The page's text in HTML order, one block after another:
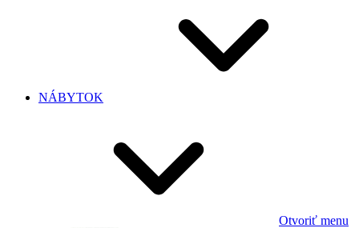
NÁBYTOK
Otvoriť menu